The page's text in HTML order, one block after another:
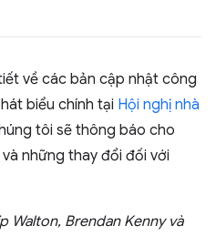
về các bản cập nhật công
biểu chính tại Hội nghị nhà
tôi sẽ thông báo cho
những thay đổi đối với
Walton, Brendan Kenny và